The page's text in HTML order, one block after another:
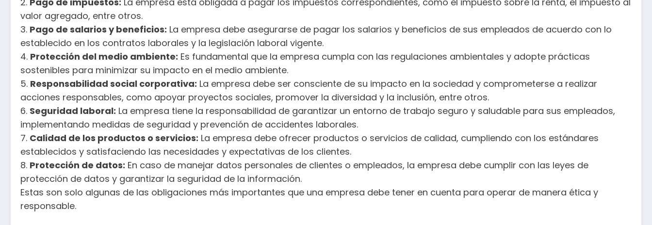
valor agregado, entre otros.
3. Pago de salarios y beneficios: La empresa debe asegurarse de pagar los salarios y beneficios de sus empleados de acuerdo con lo
establecido en los contratos laborales y la legislación laboral vigente.
4. Protección del medio ambiente: Es fundamental que la empresa cumpla con las regulaciones ambientales y adopte prácticas
sostenibles para minimizar su impacto en el medio ambiente.
5. Responsabilidad social corporativa: La empresa debe ser consciente de su impacto en la sociedad y comprometerse a realizar
acciones responsables, como apoyar proyectos sociales, promover la diversidad y la inclusión, entre otros.
6. Seguridad laboral: La empresa tiene la responsabilidad de garantizar un entorno de trabajo seguro y saludable para sus empleados,
implementando medidas de seguridad y prevención de accidentes laborales.
7. Calidad de los productos o servicios: La empresa debe ofrecer productos o servicios de calidad, cumpliendo con los estándares
establecidos y satisfaciendo las necesidades y expectativas de los clientes.
8. Protección de datos: En caso de manejar datos personales de clientes o empleados, la empresa debe cumplir con las leyes de
protección de datos y garantizar la seguridad de la información.
Estas son solo algunas de las obligaciones más importantes que una empresa debe tener en cuenta para operar de manera ética y
responsable.